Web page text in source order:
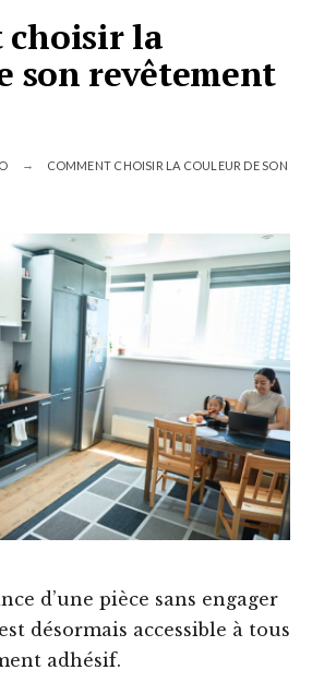
choisir la
son revêtement
COMMENT CHOISIR LA COULEUR DE SON
d’une pièce sans engager
désormais accessible à tous
adhésif.